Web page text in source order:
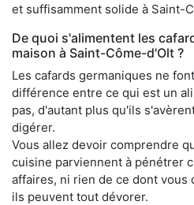
et suffisamment solide à Saint-
De quoi s'alimentent les
maison à Saint-Côme-d'Olt ?
Les cafards germaniques ne
différence entre ce qui est un
pas, d'autant plus qu'ils
digérer.
Vous allez devoir comprendre
cuisine parviennent à pénétrer
affaires, ni rien de ce dont vous
ils peuvent tout dévorer.